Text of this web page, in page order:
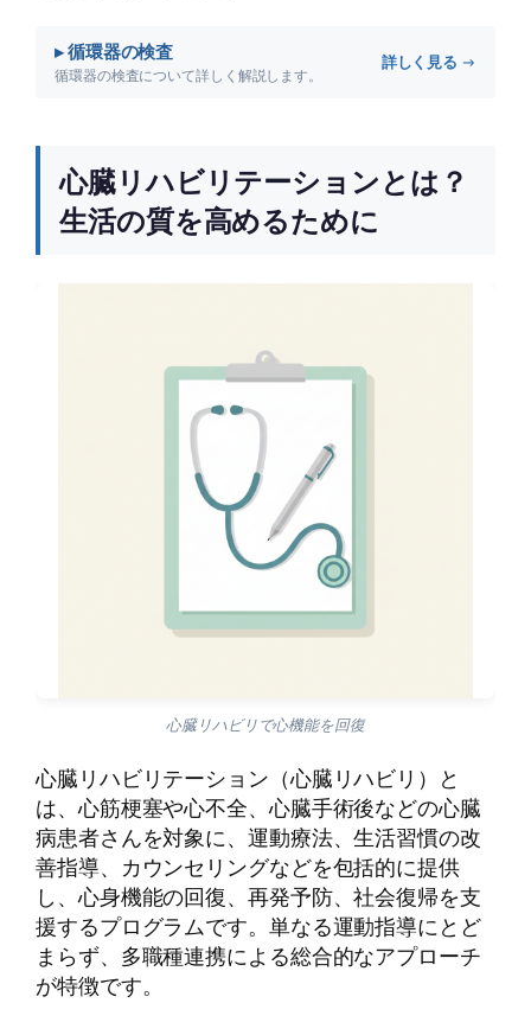
▸ 循環器の検査
循環器の検査について詳しく解説します。
詳しく見る →
心臓リハビリテーションとは？
生活の質を高めるために
心臓リハビリで心機能を回復
心臓リハビリテーション（心臓リハビリ）と
は、心筋梗塞や心不全、心臓手術後などの心臓
病患者さんを対象に、運動療法、生活習慣の改
善指導、カウンセリングなどを包括的に提供
し、心身機能の回復、再発予防、社会復帰を支
援するプログラムです。単なる運動指導にとど
まらず、多職種連携による総合的なアプローチ
が特徴です。